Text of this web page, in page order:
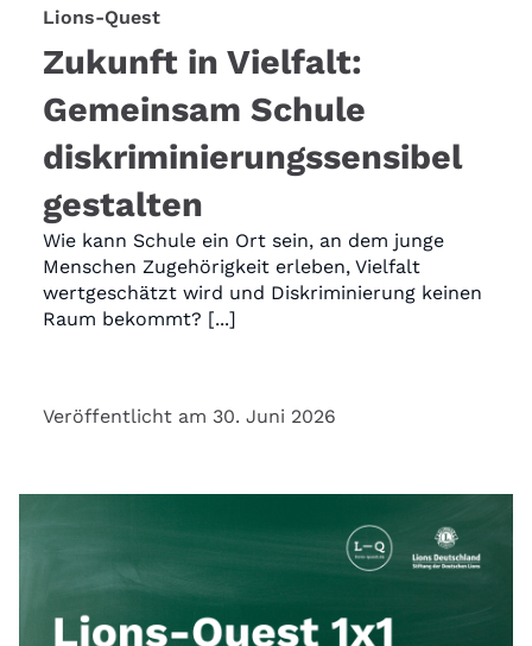
Lions-Quest
Zukunft in Vielfalt:
Gemeinsam Schule
diskriminierungssensibel
gestalten
Wie kann Schule ein Ort sein, an dem junge
Menschen Zugehörigkeit erleben, Vielfalt
wertgeschätzt wird und Diskriminierung keinen
Raum bekommt? [...]
Veröffentlicht am 30. Juni 2026